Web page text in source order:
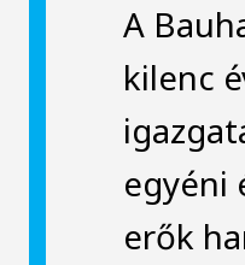
A
kilenc
egyéni
erők